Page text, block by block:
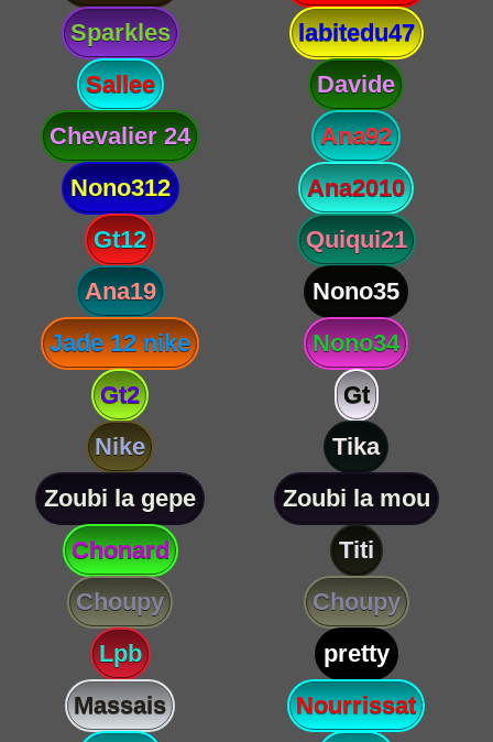
Sparkles
labitedu47
Sallee
Davide
Chevalier 24
Ana92
Nono312
Ana2010
Gt12
Quiqui21
Ana19
Nono35
Jade 12 nike
Nono34
Gt2
Gt
Nike
Tika
Zoubi la gepe
Zoubi la mou
Chonard
Titi
Choupy
Choupy
Lpb
pretty
Massais
Nourrissat